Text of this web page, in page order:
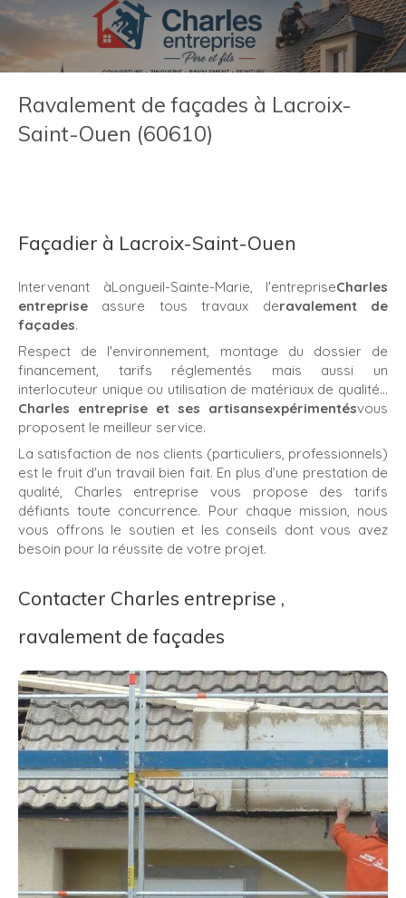
Ravalement de façades à Lacroix-
Saint-Ouen (60610)
Façadier à Lacroix-Saint-Ouen
Intervenant àLongueil-Sainte-Marie, l'entrepriseCharles
entreprise assure tous travaux deravalement de
façades.
Respect de l'environnement, montage du dossier de
financement, tarifs réglementés mais aussi un
interlocuteur unique ou utilisation de matériaux de qualité...
Charles entreprise et ses artisansexpérimentésvous
proposent le meilleur service.
La satisfaction de nos clients (particuliers, professionnels)
est le fruit d'un travail bien fait. En plus d’une prestation de
qualité, Charles entreprise vous propose des tarifs
défiants toute concurrence. Pour chaque mission, nous
vous offrons le soutien et les conseils dont vous avez
besoin pour la réussite de votre projet.
Contacter Charles entreprise ,
ravalement de façades